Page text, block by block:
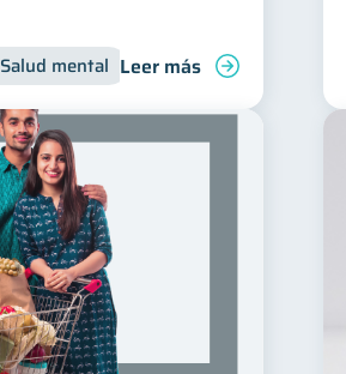
Salud mental Inclusión financiera
Leer más